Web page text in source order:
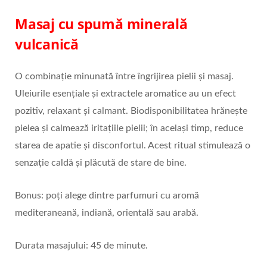
Masaj cu spumă minerală
vulcanică
O combinație minunată între îngrijirea pielii și masaj.
Uleiurile esențiale și extractele aromatice au un efect
pozitiv, relaxant și calmant. Biodisponibilitatea hrănește
pielea și calmează iritațiile pielii; în același timp, reduce
starea de apatie și disconfortul. Acest ritual stimulează o
senzație caldă și plăcută de stare de bine.
Bonus: poți alege dintre parfumuri cu aromă
mediteraneană, indiană, orientală sau arabă.
Durata masajului: 45 de minute.